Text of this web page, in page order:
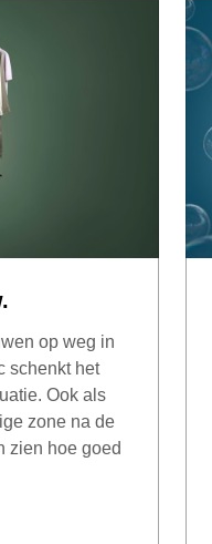
op weg in
schenkt het
Ook als
zone na de
zien hoe goed